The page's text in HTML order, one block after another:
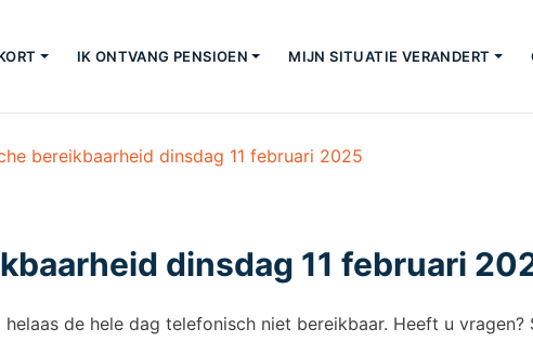
IK ONTVANG PENSIOEN MIJN SITUATIE VERANDERT
bereikbaarheid dinsdag 11 februari 2025
dinsdag 11 februari
de hele dag telefonisch niet bereikbaar. Heeft u vragen?